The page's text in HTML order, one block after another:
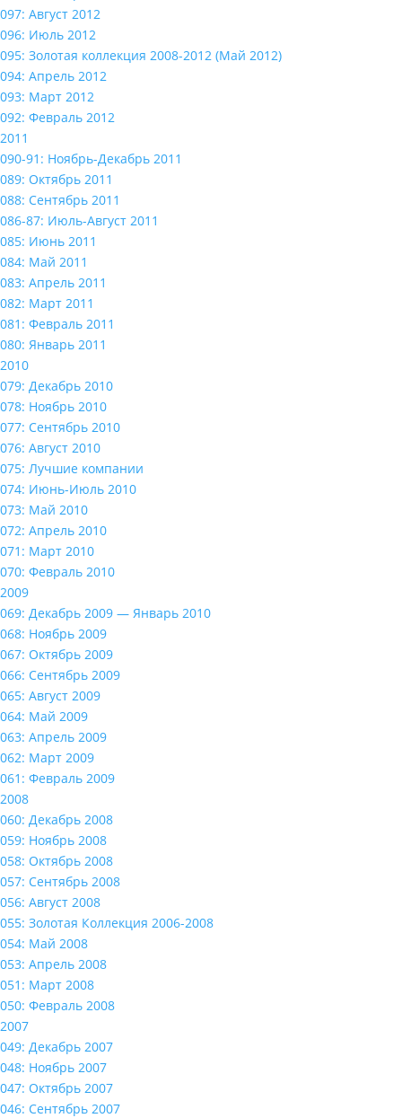
097: Август 2012
096: Июль 2012
095: Золотая коллекция 2008-2012 (Май 2012)
094: Апрель 2012
093: Март 2012
092: Февраль 2012
2011
090-91: Ноябрь-Декабрь 2011
089: Октябрь 2011
088: Сентябрь 2011
086-87: Июль-Август 2011
085: Июнь 2011
084: Май 2011
083: Апрель 2011
082: Март 2011
081: Февраль 2011
080: Январь 2011
2010
079: Декабрь 2010
078: Ноябрь 2010
077: Сентябрь 2010
076: Август 2010
075: Лучшие компании
074: Июнь-Июль 2010
073: Май 2010
072: Апрель 2010
071: Март 2010
070: Февраль 2010
2009
069: Декабрь 2009 — Январь 2010
068: Ноябрь 2009
067: Октябрь 2009
066: Сентябрь 2009
065: Август 2009
064: Май 2009
063: Апрель 2009
062: Март 2009
061: Февраль 2009
2008
060: Декабрь 2008
059: Ноябрь 2008
058: Октябрь 2008
057: Сентябрь 2008
056: Август 2008
055: Золотая Коллекция 2006-2008
054: Май 2008
053: Апрель 2008
051: Март 2008
050: Февраль 2008
2007
049: Декабрь 2007
048: Ноябрь 2007
047: Октябрь 2007
046: Сентябрь 2007